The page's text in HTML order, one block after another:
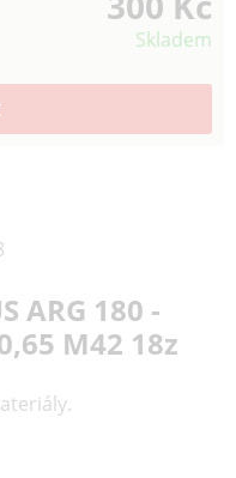
Skladem
ARG 180 -
M42 18z